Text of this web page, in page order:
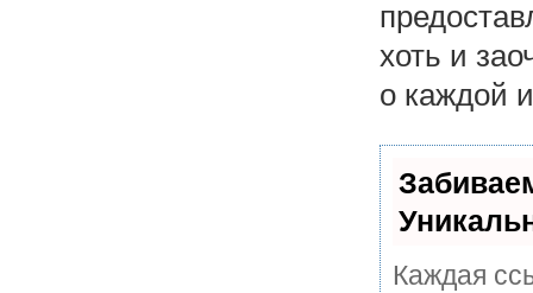
хоть и
о каждой
Каждая